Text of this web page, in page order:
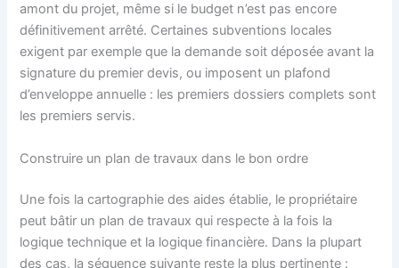
amont du projet, même si le budget n’est pas encore
définitivement arrêté. Certaines subventions locales
exigent par exemple que la demande soit déposée avant la
signature du premier devis, ou imposent un plafond
d’enveloppe annuelle : les premiers dossiers complets sont
les premiers servis.
Construire un plan de travaux dans le bon ordre
Une fois la cartographie des aides établie, le propriétaire
peut bâtir un plan de travaux qui respecte à la fois la
logique technique et la logique financière. Dans la plupart
des cas, la séquence suivante reste la plus pertinente :